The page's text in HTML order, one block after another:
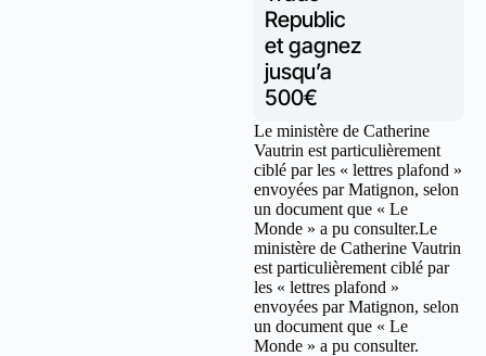
Republic
et gagnez
jusqu’a
500€
Le ministère de Catherine
Vautrin est particulièrement
ciblé par les « lettres plafond »
envoyées par Matignon, selon
un document que « Le
Monde » a pu consulter.Le
ministère de Catherine Vautrin
est particulièrement ciblé par
les « lettres plafond »
envoyées par Matignon, selon
un document que « Le
Monde » a pu consulter.